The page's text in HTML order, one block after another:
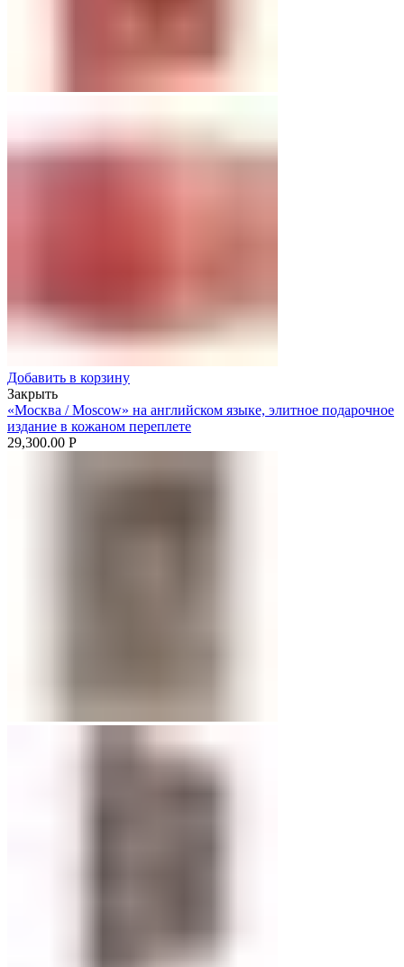
Добавить в корзину
Закрыть
«Москва / Moscow» на английском языке, элитное подарочное
издание в кожаном переплете
29,300.00 Р